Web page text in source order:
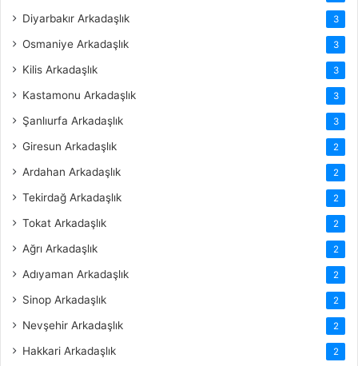
Diyarbakır Arkadaşlık 3
Osmaniye Arkadaşlık 3
Kilis Arkadaşlık 3
Kastamonu Arkadaşlık 3
Şanlıurfa Arkadaşlık 3
Giresun Arkadaşlık 2
Ardahan Arkadaşlık 2
Tekirdağ Arkadaşlık 2
Tokat Arkadaşlık 2
Ağrı Arkadaşlık 2
Adıyaman Arkadaşlık 2
Sinop Arkadaşlık 2
Nevşehir Arkadaşlık 2
Hakkari Arkadaşlık 2